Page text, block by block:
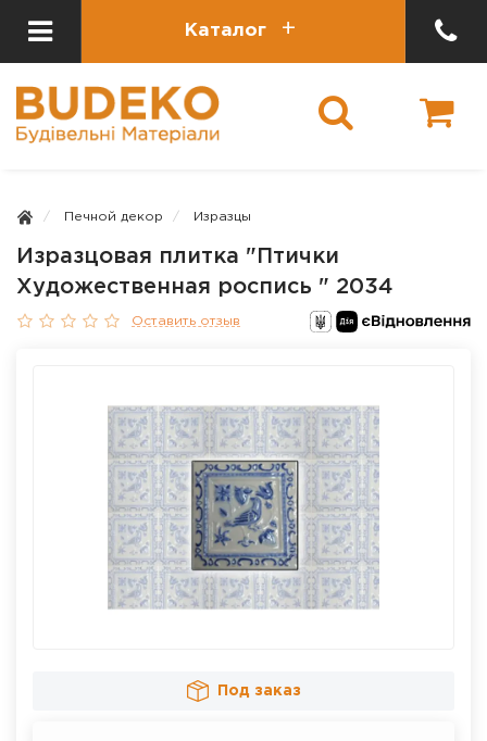
Каталог
Печной декор Изразцы
Изразцовая плитка "Птички
Художественная роспись " 2034
Оставить отзыв
Под заказ